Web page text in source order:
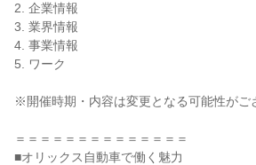
2. 企業情報
3. 業界情報
4. 事業情報
5. ワーク
※開催時期・内容は変更となる可能性がご
＝＝＝＝＝＝＝＝＝＝＝＝＝＝
■オリックス自動車で働く魅力